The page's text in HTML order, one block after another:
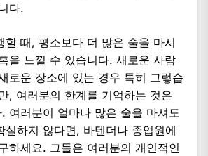
다.
할 때, 평소보다 더 많은 술을 마시
을 느낄 수 있습니다. 새로운 사람
로운 장소에 있는 경우 특히 그렇습
, 여러분의 한계를 기억하는 것은
여러분이 얼마나 많은 술을 마셔도
실하지 않다면, 바텐더나 종업원에
하세요. 그들은 여러분의 개인적인